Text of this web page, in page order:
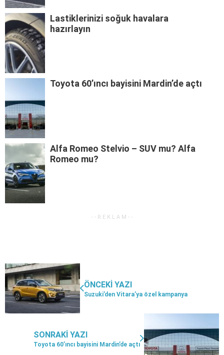
Lastiklerinizi soğuk havalara
hazırlayın
Toyota 60’ıncı bayisini Mardin’de açtı
Alfa Romeo Stelvio – SUV mu? Alfa
Romeo mu?
ÖNCEKI YAZI
Suzuki’den Vitara’ya özel kampanya
SONRAKI YAZI
Toyota 60’ıncı bayisini Mardin’de açtı